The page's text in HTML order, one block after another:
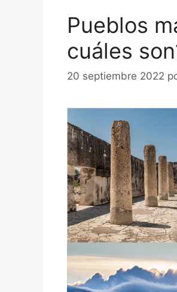
Pueblos
cuáles
20 septiembre 2022